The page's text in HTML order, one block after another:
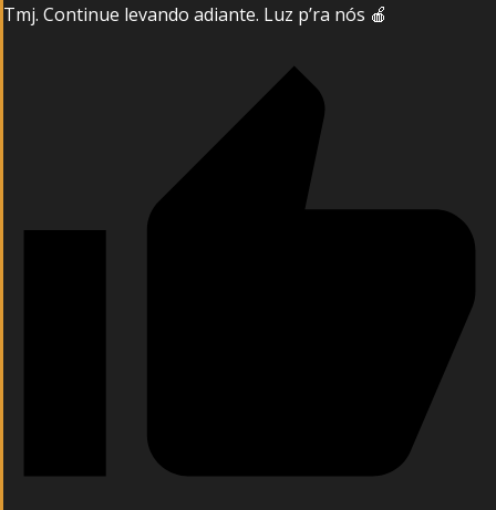
Tmj. Continue levando adiante. Luz p’ra nós 🍎